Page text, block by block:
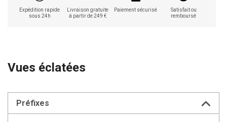
Expédition rapide
sous 24h
Livraison gratuite
à partir de 249 €
Paiement sécurisé
Satisfait ou
remboursé
Vues éclatées
Préfixes